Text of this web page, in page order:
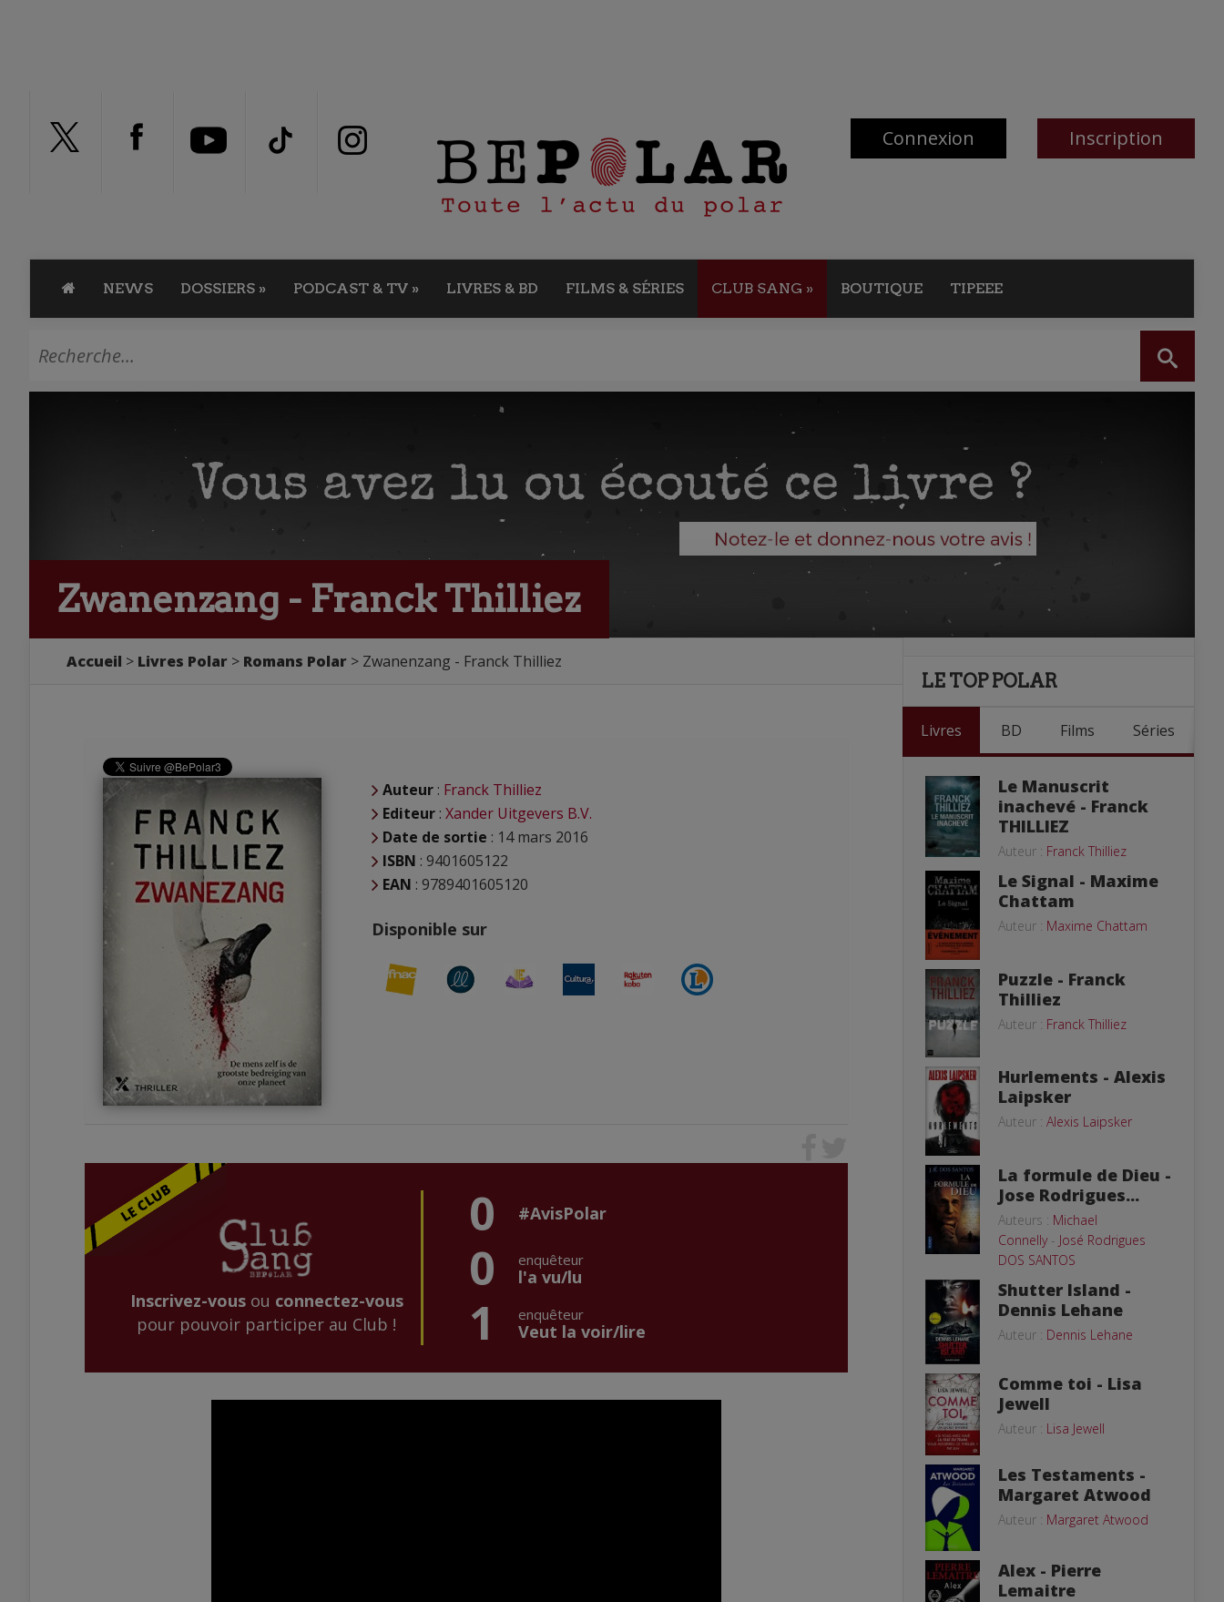
Connexion Inscription
NEWS DOSSIERS » PODCAST & TV » LIVRES & BD FILMS & SÉRIES CLUB SANG » BOUTIQUE TIPEEE
Zwanenzang - Franck Thilliez
Accueil Livres Polar Romans Polar Zwanenzang - Franck Thilliez
Auteur : Franck Thilliez
Editeur : Xander Uitgevers B.V.
Date de sortie : 14 mars 2016
ISBN : 9401605122
EAN : 9789401605120
Disponible sur
Inscrivez-vousou connectez-vous
pour pouvoir participer au Club !
0 #AvisPolar
0 enquêteur
l'a vu/lu
1 enquêteur
Veut la voir/lire
LE TOP POLAR
Livres BD Films Séries
Le Manuscrit
inachevé - Franck
THILLIEZ
Auteur : Franck Thilliez
Le Signal - Maxime
Chattam
Auteur : Maxime Chattam
Puzzle - Franck
Thilliez
Auteur : Franck Thilliez
Hurlements - Alexis
Laipsker
Auteur : Alexis Laipsker
La formule de Dieu -
Jose Rodrigues...
Auteurs : Michael
Connelly- José Rodrigues
DOS SANTOS
Shutter Island -
Dennis Lehane
Auteur : Dennis Lehane
Comme toi - Lisa
Jewell
Auteur : Lisa Jewell
Les Testaments -
Margaret Atwood
Auteur : Margaret Atwood
Alex - Pierre
Lemaitre